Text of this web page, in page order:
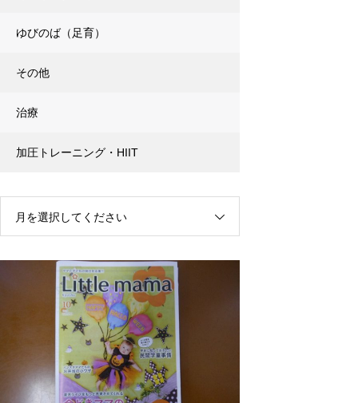
ゆびのば（足育）
その他
治療
加圧トレーニング・HIIT
月を選択してください